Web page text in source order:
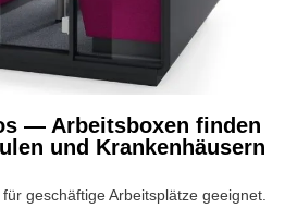
— Arbeitsboxen finden
und Krankenhäusern
geschäftige Arbeitsplätze geeignet.